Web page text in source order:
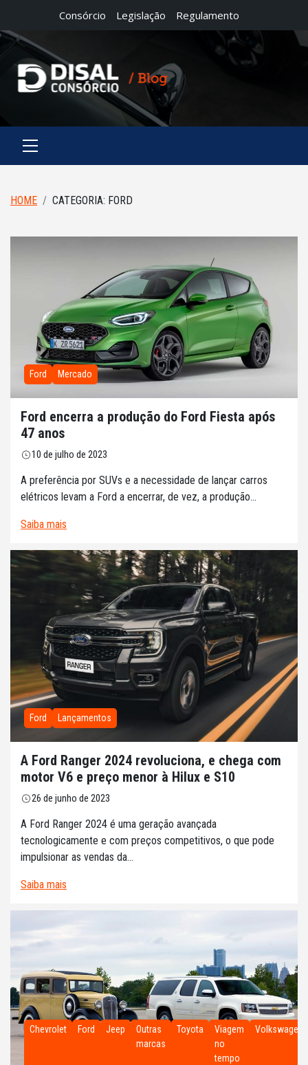
Consórcio Legislação Regulamento
HOME CATEGORIA: FORD
Ford Mercado
Ford encerra a produção do Ford Fiesta após
47 anos
10 de julho de 2023
A preferência por SUVs e a necessidade de lançar carros
elétricos levam a Ford a encerrar, de vez, a produção...
Saiba mais
Ford Lançamentos
A Ford Ranger 2024 revoluciona, e chega com
motor V6 e preço menor à Hilux e S10
26 de junho de 2023
A Ford Ranger 2024 é uma geração avançada
tecnologicamente e com preços competitivos, o que pode
impulsionar as vendas da...
Saiba mais
Chevrolet Ford Jeep
Outras
marcas
Toyota
Viagem
no
tempo
Volkswagen